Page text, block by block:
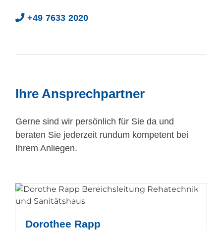
+49 7633 2020
Ihre Ansprechpartner
Gerne sind wir persönlich für Sie da und
beraten Sie jederzeit rundum kompetent bei
Ihrem Anliegen.
Dorothee Rapp